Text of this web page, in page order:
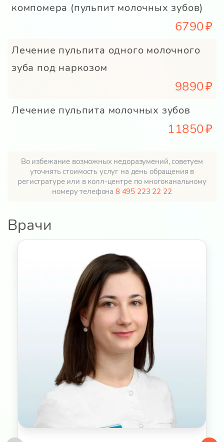
компомера (пульпит молочных зубов)
6790
Лечение пульпита одного молочного
зуба под наркозом
9890
Лечение пульпита молочных зубов
11850
Во избежание возможных недоразумений, советуем
уточнять стоимость услуг на день обращения в
регистратуре или в колл-центре по многоканальному
номеру телефона 8 495 223 22 22
Врачи